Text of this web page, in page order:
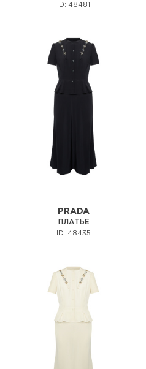
ID: 48481
PRADA
ПЛАТЬЕ
ID: 48435